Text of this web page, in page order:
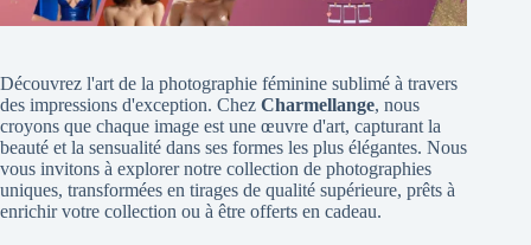
Découvrez l'art de la photographie féminine sublimé à travers
des impressions d'exception. Chez Charmellange, nous
croyons que chaque image est une œuvre d'art, capturant la
beauté et la sensualité dans ses formes les plus élégantes. Nous
vous invitons à explorer notre collection de photographies
uniques, transformées en tirages de qualité supérieure, prêts à
enrichir votre collection ou à être offerts en cadeau.